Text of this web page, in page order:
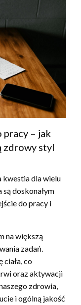
– jak
zdrowy styl
kwestia dla wielu
doskonałym
do pracy i
na większą
zadań.
ciała, co
oraz aktywacji
zdrowia,
i ogólną jakość